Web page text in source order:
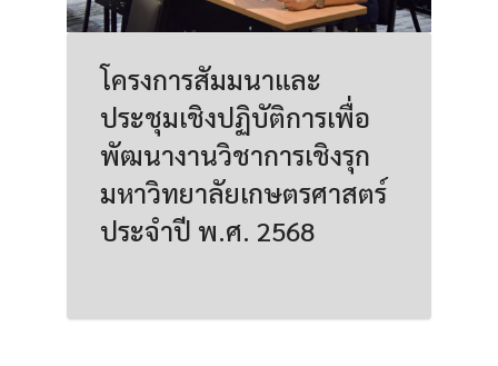
โครงการสัมมนาและ
ประชุมเชิงปฏิบัติการเพื่อ
พัฒนางานวิชาการเชิงรุก
มหาวิทยาลัยเกษตรศาสตร์
ประจำปี พ.ศ. 2568